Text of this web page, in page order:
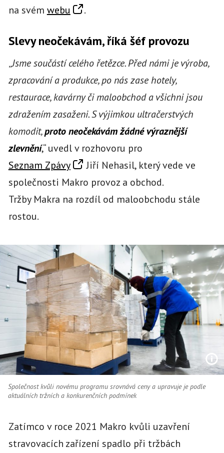
na svém webu .
Slevy neočekávám, říká šéf provozu
„Jsme součástí celého řetězce. Před námi je výroba,
zpracování a produkce, po nás zase hotely,
restaurace, kavárny či maloobchod a všichni jsou
zdražením zasaženi. S výjimkou ultračerstvých
komodit,proto neočekávám žádné výraznější
zlevnění,“ uvedl v rozhovoru pro
Seznam Zpávy
Jiří Nehasil, který vede ve
společnosti Makro provoz a obchod.
Tržby Makra na rozdíl od maloobchodu stále
rostou.
Společnost kvůli novému programu srovnává ceny a upravuje je podle
aktuálních tržních a konkurenčních podmínek
Zatímco v roce 2021 Makro kvůli uzavření
stravovacích zařízení spadlo při tržbách